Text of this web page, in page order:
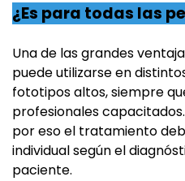
¿Es para todas las
Una de las grandes
puede utilizarse en
fototipos altos, siempre
profesionales
por eso el tratamiento
individual según el
paciente.